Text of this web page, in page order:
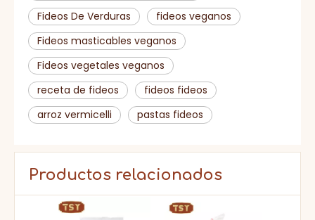
Fideos De Verduras
fideos veganos
Fideos masticables veganos
Fideos vegetales veganos
receta de fideos
fideos fideos
arroz vermicelli
pastas fideos
Productos relacionados